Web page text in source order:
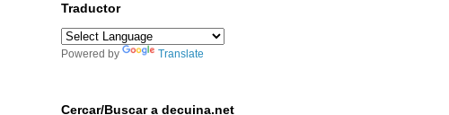
Traductor
Powered by Translate
Cercar/Buscar a decuina.net